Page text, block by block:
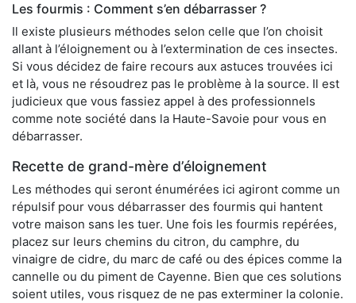
Les fourmis : Comment s’en débarrasser ?
Il existe plusieurs méthodes selon celle que l’on choisit
allant à l’éloignement ou à l’extermination de ces insectes.
Si vous décidez de faire recours aux astuces trouvées ici
et là, vous ne résoudrez pas le problème à la source. Il est
judicieux que vous fassiez appel à des professionnels
comme note société dans la Haute-Savoie pour vous en
débarrasser.
Recette de grand-mère d’éloignement
Les méthodes qui seront énumérées ici agiront comme un
répulsif pour vous débarrasser des fourmis qui hantent
votre maison sans les tuer. Une fois les fourmis repérées,
placez sur leurs chemins du citron, du camphre, du
vinaigre de cidre, du marc de café ou des épices comme la
cannelle ou du piment de Cayenne. Bien que ces solutions
soient utiles, vous risquez de ne pas exterminer la colonie.